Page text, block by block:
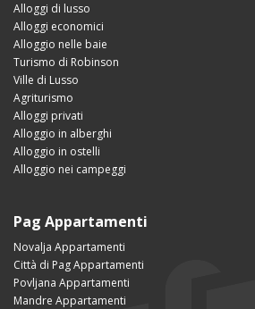
Alloggi di lusso
Alloggi economici
Alloggio nelle baie
Turismo di Robinson
Ville di Lusso
Agriturismo
Alloggi privati
Alloggio in alberghi
Alloggio in ostelli
Alloggio nei campeggi
Pag Appartamenti
Novalja Appartamenti
Città di Pag Appartamenti
Povljana Appartamenti
Mandre Appartamenti